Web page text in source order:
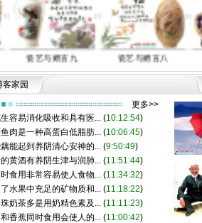
瓷艺与赠言九 瓷艺与赠言八
客家园
更多>>
容易消化吸收和具有医... (10:12:54)
肉是一种高蛋白低脂肪... (10:06:45)
能起到养阴清心安神的... (9:50:49)
黄酒有养阴生津与润肺... (11:51:44)
食用非常容易使人食物... (11:34:32)
水果中充足的矿物质和... (11:18:22)
奶茶多是用奶精色素及... (11:11:23)
香蕉同时食用会使人的... (11:00:42)